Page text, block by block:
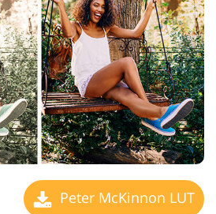
Peter McKinnon LUT